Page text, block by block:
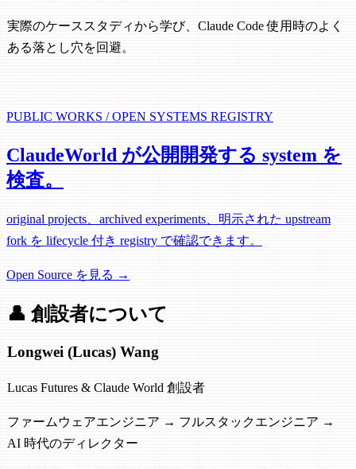
実際のケーススタディから学び、Claude Code 使用時のよく
ある落とし穴を回避。
PUBLIC WORKS / OPEN SYSTEMS REGISTRY
ClaudeWorld が公開開発する system を
検査。
original projects、archived experiments、明示された upstream
fork を lifecycle 付き registry で確認できます。
Open Source を見る →
👤 創設者について
Longwei (Lucas) Wang
Lucas Futures & Claude World 創設者
ファームウェアエンジニア → フルスタックエンジニア →
AI 時代のディレクター